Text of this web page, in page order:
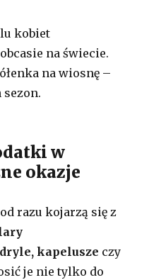
kobiet
na świecie.
na wiosnę –
w
okazje
razu kojarzą się z
kapelusze czy
je nie tylko do